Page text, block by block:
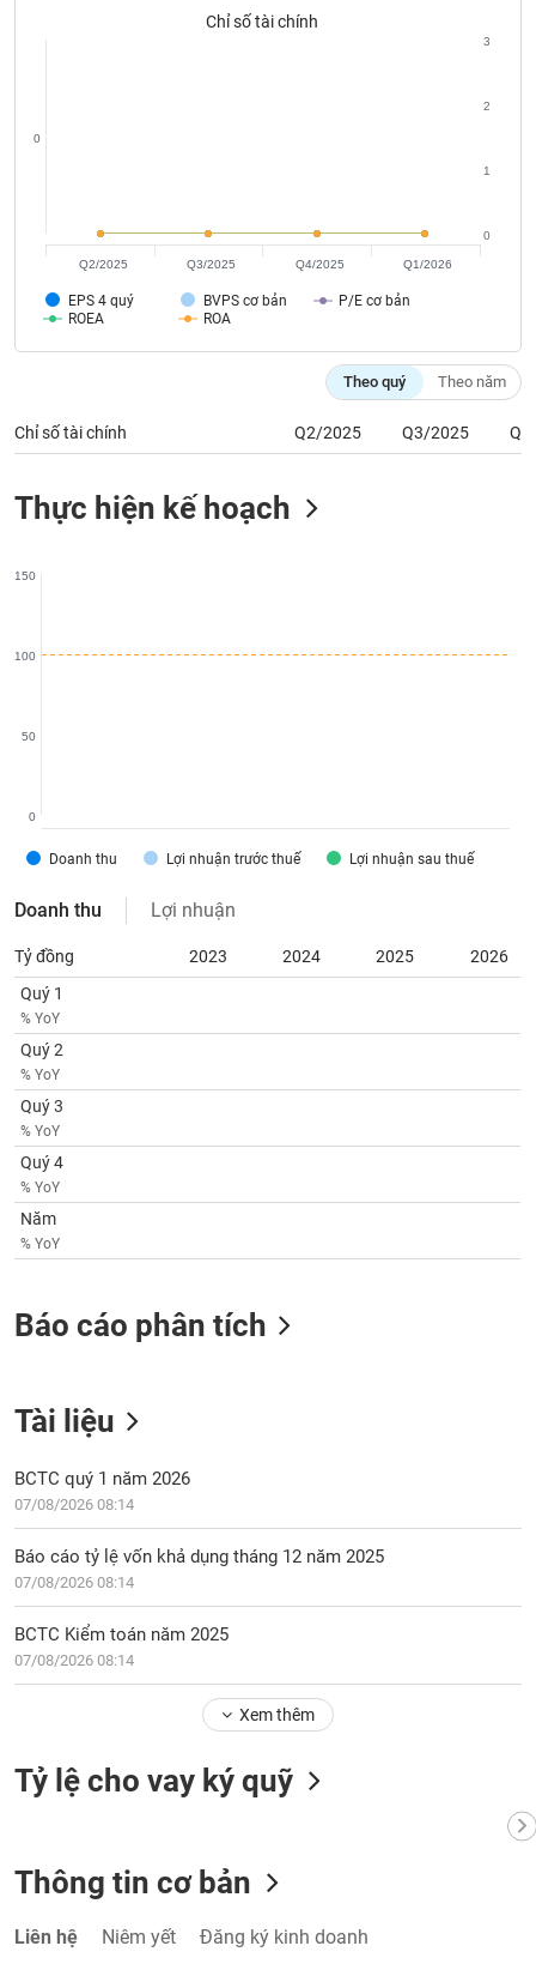
Chỉ số tài chính
EPS 4 quý BVPS cơ bản
P/E cơ bản
ROEA
ROA
0
0
1
2
3
Q2/2025 Q3/2025 Q4/2025 Q1/2026
Theo quý Theo năm
Chỉ số tài chính Q2/2025 Q3/2025
Thực hiện kế hoạch
Doanh thu Lợi nhuận trước thuế Lợi nhuận sau thuế
0
50
100
150
Doanh thu Lợi nhuận
Tỷ đồng 2023 2024 2025
2026
Quý 1
% YoY
Quý 2
% YoY
Quý 3
% YoY
Quý 4
% YoY
Năm
% YoY
Báo cáo phân tích
Tài liệu
BCTC quý 1 năm 2026
07/08/2026 08:14
Báo cáo tỷ lệ vốn khả dụng tháng 12 năm 2025
07/08/2026 08:14
BCTC Kiểm toán năm 2025
07/08/2026 08:14
Xem thêm
Tỷ lệ cho vay ký quỹ
Thông tin cơ bản
Liên hệ Niêm yết Đăng ký kinh doanh
Sách
cụ
Truyền
chính
Dữ
tài